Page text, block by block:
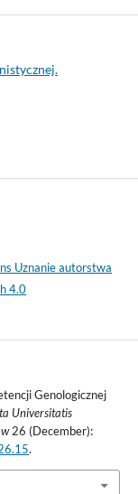
Uznanie autorstwa
4.0
Genologicznej
Universitatis
26 (December):
.